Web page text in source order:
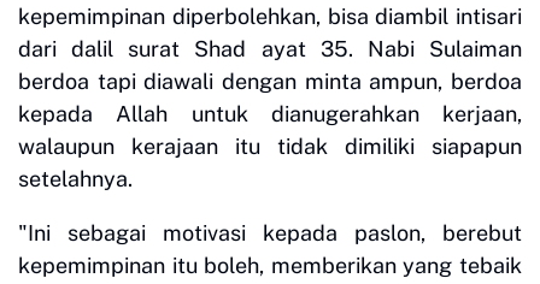
kepemimpinan diperbolehkan, bisa diambil intisari
dari dalil surat Shad ayat 35. Nabi Sulaiman
berdoa tapi diawali dengan minta ampun, berdoa
kepada Allah untuk dianugerahkan kerjaan,
walaupun kerajaan itu tidak dimiliki siapapun
setelahnya.
"Ini sebagai motivasi kepada paslon, berebut
kepemimpinan itu boleh, memberikan yang tebaik